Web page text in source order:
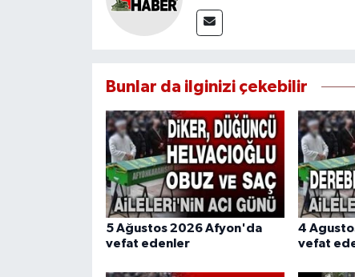
Bunlar da ilginizi çekebilir
5 Ağustos 2026 Afyon'da
vefat edenler
4
vefat